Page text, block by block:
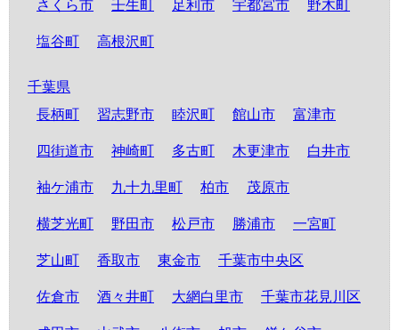
さくら市 壬生町 足利市 宇都宮市 野木町
塩谷町 高根沢町
千葉県
長柄町
習志野市 睦沢町 館山市 富津市
四街道市 神崎町 多古町 木更津市 白井市
袖ケ浦市 九十九里町 柏市 茂原市
横芝光町 野田市 松戸市 勝浦市 一宮町
芝山町 香取市 東金市 千葉市中央区
佐倉市 酒々井町 大網白里市 千葉市花見川区